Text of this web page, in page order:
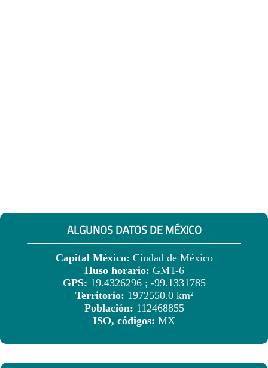
ALGUNOS DATOS DE MÉXICO
Capital México: Ciudad de México
Huso horario: GMT-6
GPS: 19.4326296 ; -99.1331785
Territorio: 1972550.0 km²
Población: 112468855
ISO, códigos: MX